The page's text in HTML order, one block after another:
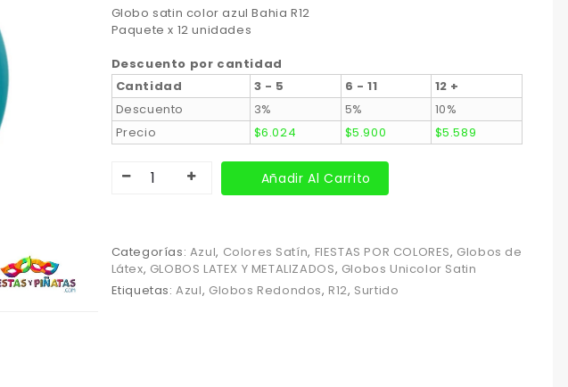
Globo satin color azul Bahia R12
Paquete x 12 unidades
Descuento por cantidad
Cantidad
3 - 5 6 - 11
12 +
Descuento
3% 5%
10%
Precio
$6.024 $5.900 $5.589
Añadir Al Carrito
Categorías: Azul, Colores Satín, FIESTAS POR COLORES, Globos de
Látex, GLOBOS LATEX Y METALIZADOS, Globos Unicolor Satin
Etiquetas:Azul, Globos Redondos, R12, Surtido